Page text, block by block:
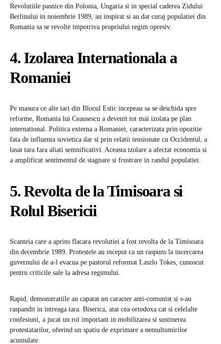
Revolutiile pasnice din Polonia, Ungaria si in special caderea Zidului
Berlinului in noiembrie 1989, au inspirat si au dat curaj populatiei din
Romania sa se revolte impotriva propriului regim opresiv.
4. Izolarea Internationala a
Romaniei
Pe masura ce alte tari din Blocul Estic incepeau sa se deschida spre
reforme, Romania lui Ceausescu a devenit tot mai izolata pe plan
international. Politica externa a Romaniei, caracterizata prin opozitie
fata de influenta sovietica dar si prin relatii tensionate cu Occidentul, a
lasat tara fara aliati semnificativi. Aceasta izolare a afectat economia si
a amplificat sentimentul de stagnare si frustrare in randul populatiei.
5. Revolta de la Timisoara si
Rolul Bisericii
Scanteia care a aprins flacara revolutiei a fost revolta de la Timisoara
din decembrie 1989. Protestele au inceput ca un raspuns la incercarea
guvernului de a-l evacua pe pastorul reformat Laszlo Tokes, cunoscut
pentru criticile sale la adresa regimului.
Rapid, demonstratiile au capatat un caracter anti-comunist si s-au
raspandit in intreaga tara. Biserica, atat cea ortodoxa cat si celelalte
confesiuni, a jucat un rol important in mobilizarea si sustinerea
protestatarilor, oferind un spatiu de exprimare a nemultumirilor
acumulate.